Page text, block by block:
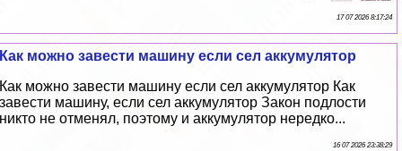
17 07 2026 8:17:24
Как можно завести машину если сел аккумулятор
Как можно завести машину если сел аккумулятор Как
завести машину, если сел аккумулятор Закон подлости
никто не отменял, поэтому и аккумулятор нередко...
16 07 2026 23:38:29